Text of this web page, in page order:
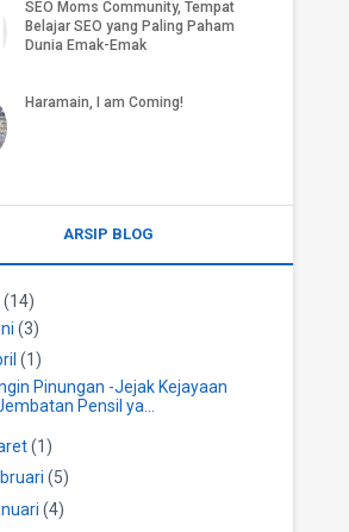
SEO Moms Community, Tempat
Belajar SEO yang Paling Paham
Dunia Emak-Emak
Haramain, I am Coming!
ARSIP BLOG
(14)
(3)
(1)
Pinungan -Jejak Kejayaan
Pensil ya...
(1)
(5)
(4)